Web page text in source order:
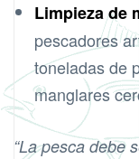
Limpieza de
pescadores
toneladas de
manglares
“La pesca debe